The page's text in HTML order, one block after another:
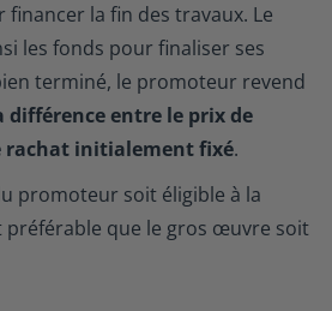
la fin des travaux. Le
les fonds pour finaliser ses
terminé, le promoteur revend
différence entre le prix de
rachat initialement fixé.
promoteur soit éligible à la
préférable que le gros œuvre soit